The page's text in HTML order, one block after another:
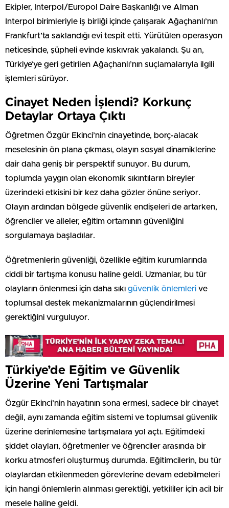
Ekipler, Interpol/Europol Daire Başkanlığı ve Alman
Interpol birimleriyle iş birliği içinde çalışarak Ağaçhanlı’nın
Frankfurt’ta saklandığı evi tespit etti. Yürütülen operasyon
neticesinde, şüpheli evinde kıskıvrak yakalandı. Şu an,
Türkiye’ye geri getirilen Ağaçhanlı’nın suçlamalarıyla ilgili
işlemleri sürüyor.
Cinayet Neden İşlendi? Korkunç
Detaylar Ortaya Çıktı
Öğretmen Özgür Ekinci’nin cinayetinde, borç-alacak
meselesinin ön plana çıkması, olayın sosyal dinamiklerine
dair daha geniş bir perspektif sunuyor. Bu durum,
toplumda yaygın olan ekonomik sıkıntıların bireyler
üzerindeki etkisini bir kez daha gözler önüne seriyor.
Olayın ardından bölgede güvenlik endişeleri de artarken,
öğrenciler ve aileler, eğitim ortamının güvenliğini
sorgulamaya başladılar.
Öğretmenlerin güvenliği, özellikle eğitim kurumlarında
ciddi bir tartışma konusu haline geldi. Uzmanlar, bu tür
olayların önlenmesi için daha sıkı güvenlik önlemleri ve
toplumsal destek mekanizmalarının güçlendirilmesi
gerektiğini vurguluyor.
Türkiye’de Eğitim ve Güvenlik
Üzerine Yeni Tartışmalar
Özgür Ekinci’nin hayatının sona ermesi, sadece bir cinayet
değil, aynı zamanda eğitim sistemi ve toplumsal güvenlik
üzerine derinlemesine tartışmalara yol açtı. Eğitimdeki
şiddet olayları, öğretmenler ve öğrenciler arasında bir
korku atmosferi oluşturmuş durumda. Eğitimcilerin, bu tür
olaylardan etkilenmeden görevlerine devam edebilmeleri
için hangi önlemlerin alınması gerektiği, yetkililer için acil bir
mesele haline geldi.